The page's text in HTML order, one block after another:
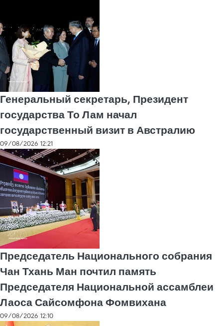
Генеральный секретарь, Президент
государства То Лам начал
государственный визит в Австралию
09/08/2026 12:21
Председатель Национального собрания
Чан Тхань Ман почтил память
Председателя Национальной ассамблеи
Лаоса Сайсомфона Фомвихана
09/08/2026 12:10